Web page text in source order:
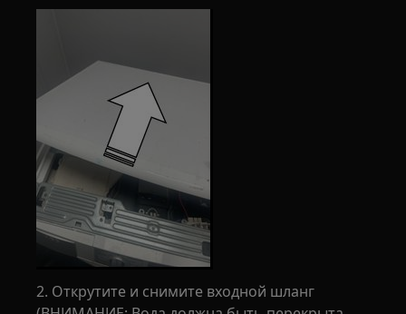
2. Открутите и снимите входной шланг